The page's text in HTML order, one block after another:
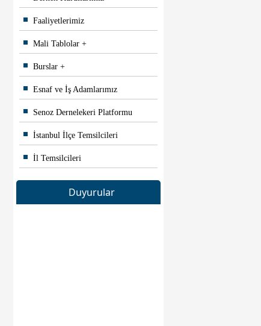
Faaliyetlerimiz
Mali Tablolar
Burslar
Esnaf ve İş Adamlarımız
Senoz Dernelekeri Platformu
İstanbul İlçe Temsilcileri
İl Temsilcileri
Duyurular